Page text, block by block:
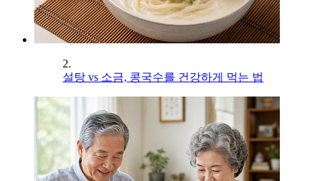
2.
설탕 vs 소금, 콩국수를 건강하게 먹는 법